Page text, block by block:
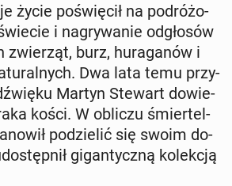
życie po­świę­cił na po­dró­żo­
i na­gry­wa­nie od­gło­sów
zwie­rząt, burz, hu­ra­ga­nów i
Dwa lata temu przy­
Martyn Stewart do­wie­
kości. W obliczu śmier­tel­
po­dzie­lić się swoim do­
gi­gan­tycz­ną ko­lek­cją